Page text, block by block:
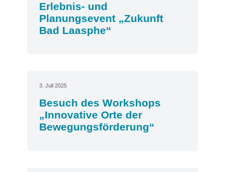
Erlebnis- und
Planungsevent „Zukunft
Bad Laasphe“
3. Juli 2025
Besuch des Workshops
„Innovative Orte der
Bewegungsförderung“